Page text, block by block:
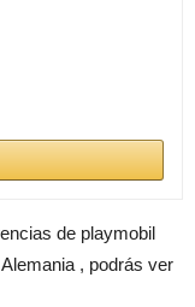
de playmobil
, podrás ver